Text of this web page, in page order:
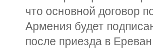
что основной договор
Армения будет
после приезда в